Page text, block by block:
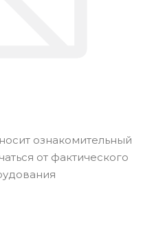
ознакомительный
от фактического